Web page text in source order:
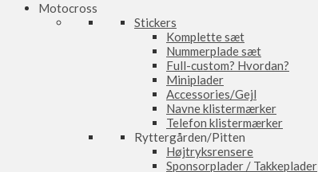
Motocross
Stickers
Komplette sæt
Nummerplade sæt
Full-custom? Hvordan?
Miniplader
Accessories/Gejl
Navne klistermærker
Telefon klistermærker
Ryttergården/Pitten
Højtryksrensere
Sponsorplader / Takkeplader